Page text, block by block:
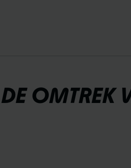
OMTREK